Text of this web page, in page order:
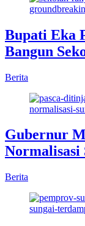
Bupati Eka
Bangun
Berita
Gubernur
Berita